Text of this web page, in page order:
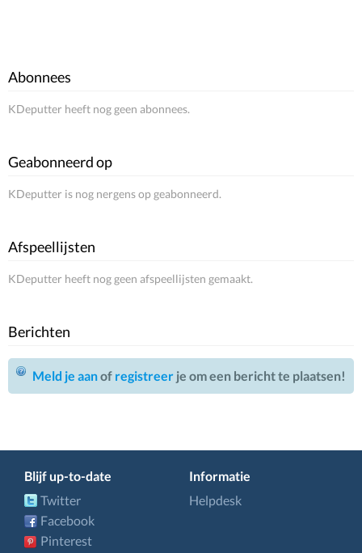
Abonnees
KDeputter heeft nog geen abonnees.
Geabonneerd op
KDeputter is nog nergens op geabonneerd.
Afspeellijsten
KDeputter heeft nog geen afspeellijsten gemaakt.
Berichten
Meld je aanof registreer je om een bericht te plaatsen!
Blijf up-to-date
Twitter
Facebook
Pinterest
Informatie
Helpdesk